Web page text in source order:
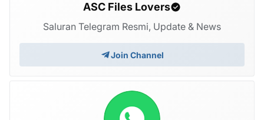
ASC Files Lovers
Saluran Telegram Resmi, Update & News
Join Channel